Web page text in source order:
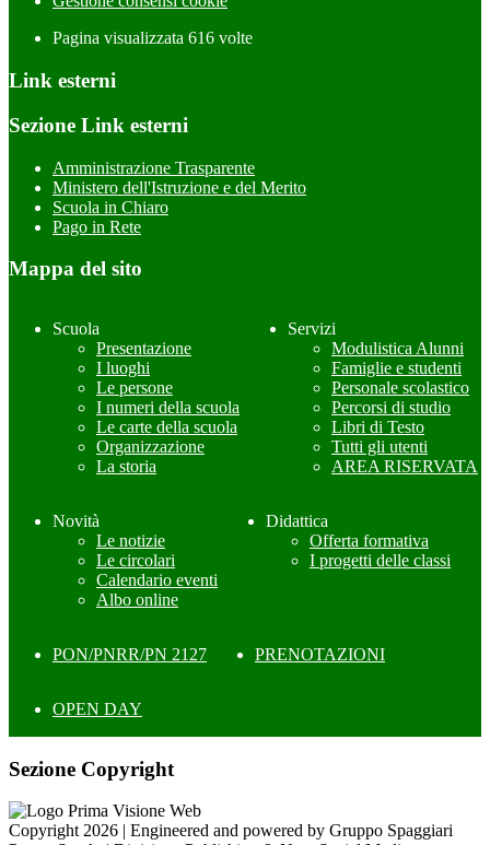
Pagina visualizzata 616 volte
Link esterni
Sezione Link esterni
Amministrazione Trasparente
Ministero dell'Istruzione e del Merito
Scuola in Chiaro
Pago in Rete
Mappa del sito
Scuola
Presentazione
I luoghi
Le persone
I numeri della scuola
Le carte della scuola
Organizzazione
La storia
Servizi
Modulistica Alunni
Famiglie e studenti
Personale scolastico
Percorsi di studio
Libri di Testo
Tutti gli utenti
AREA RISERVATA
Novità
Le notizie
Le circolari
Calendario eventi
Albo online
Didattica
Offerta formativa
I progetti delle classi
PON/PNRR/PN 2127 PRENOTAZIONI
OPEN DAY
Sezione Copyright
Copyright 2026 | Engineered and powered by Gruppo Spaggiari